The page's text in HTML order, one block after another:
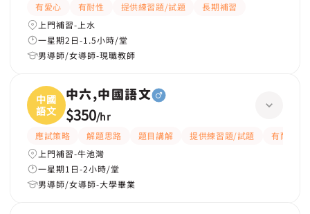
有愛心 有耐性 提供練習題/試題
長期補習
上門補習-上水
一星期2日-1.5小時/堂
男導師/女導師-現職教師
中國
語文
中六,中國語文
$350/hr
應試策略 解題思路 題目講解 提供練習題/試題
有耐性
上門補習-牛池灣
一星期1日-2小時/堂
男導師/女導師-大學畢業